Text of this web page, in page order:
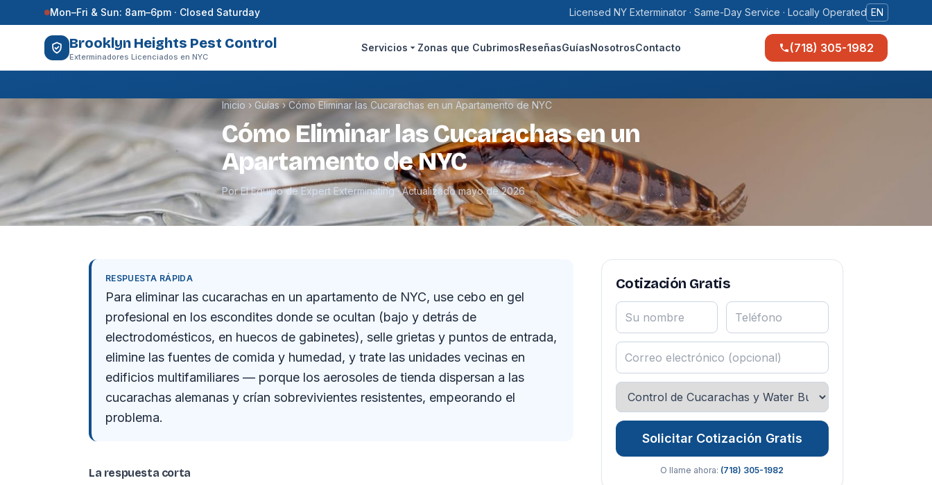
Saltar al contenidoMon–Fri & Sun: 8am–6pm · Closed Saturday Licensed NY Exterminator · Same-Day Service · Locally Operated EN
Brooklyn Heights Pest Control
Exterminadores Licenciados en NYC
Servicios Zonas que CubrimosReseñasGuíasNosotrosContacto (718) 305-1982
Inicio › Guías›Cómo Eliminar las Cucarachas en un Apartamento de NYC
Cómo Eliminar las Cucarachas en un
Apartamento de NYC
Por El Equipo de Expert Exterminating · Actualizado mayo de 2026
RESPUESTA RÁPIDA
Para eliminar las cucarachas en un apartamento de NYC, use cebo en gel
profesional en los escondites donde se ocultan (bajo y detrás de
electrodomésticos, en huecos de gabinetes), selle grietas y puntos de entrada,
elimine las fuentes de comida y humedad, y trate las unidades vecinas en
edificios multifamiliares — porque los aerosoles de tienda dispersan a las
cucarachas alemanas y crían sobrevivientes resistentes, empeorando el
problema.
La respuesta corta
Cotización Gratis
Solicitar Cotización Gratis
O llame ahora: (718) 305-1982